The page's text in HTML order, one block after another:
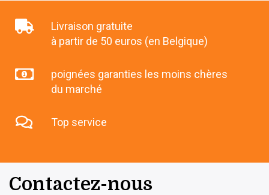
Livraison gratuite
à partir de 50 euros (en Belgique)
poignées garanties les moins chères
du marché
Top service
Contactez-nous